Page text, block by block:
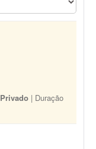
Privado | Duração